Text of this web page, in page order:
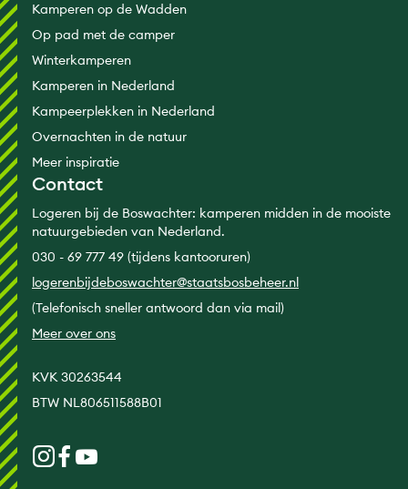
Kamperen op de Wadden
Op pad met de camper
Winterkamperen
Kamperen in Nederland
Kampeerplekken in Nederland
Overnachten in de natuur
Meer inspiratie
Contact
Logeren bij de Boswachter: kamperen midden in de mooiste
natuurgebieden van Nederland.
030 - 69 777 49 (tijdens kantooruren)
logerenbijdeboswachter@staatsbosbeheer.nl
(Telefonisch sneller antwoord dan via mail)
Meer over ons
KVK 30263544
BTW NL806511588B01